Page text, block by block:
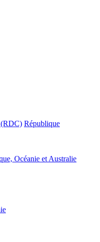
(RDC) République
Océanie et Australie